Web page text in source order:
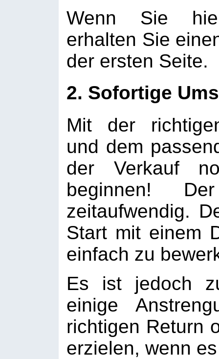
Wenn Sie
erhalten Sie
der ersten Seite.
2. Sofortige
Mit der
und dem
der Verkauf
beginnen!
zeitaufwendig.
Start mit einem
einfach zu
Es ist jedoch
einige
richtigen Return
erzielen, wenn